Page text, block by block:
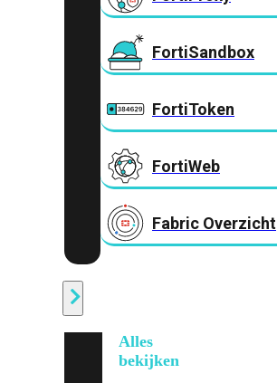
FortiSandbox
FortiToken
FortiWeb
Fabric Overzicht
Alles
bekijken